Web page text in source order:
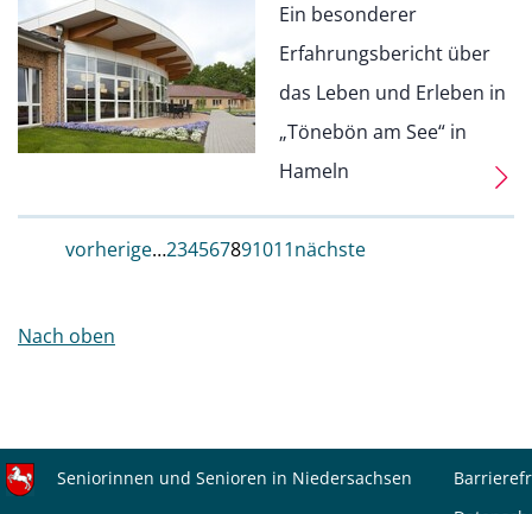
Ein besonderer
Erfahrungsbericht über
das Leben und Erleben in
„Tönebön am See“ in
Hameln
vorherige…234567891011nächste
Nach oben
Seniorinnen und Senioren in Niedersachsen